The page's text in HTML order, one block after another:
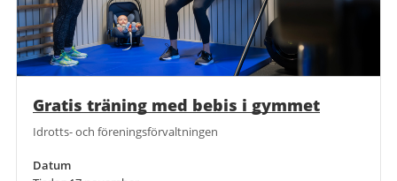
Gratis träning med bebis i gymmet
Idrotts- och föreningsförvaltningen
Datum